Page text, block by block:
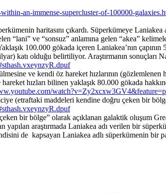
an-immense-supercluster-of-100000-
haritasını çıkardı. Süperkümeye
“lani” ve “sonsuz” anlamına gelen “akea”
100.000 gökada içeren Laniakea’nın
katı olduğu belirtiliyor. Araştırmanın sonuçları
ve kendi öz hareket hızlarının
hızları bilinen yaklaşık 80.000 gökada
(etraftaki maddeleri kendine doğru çeken bir
bir bölge” olarak açıklanan galaktik oluşum
araştırmada Laniakea adı verilen bir
de kapsayan Laniakea adlı süperkümenin bir